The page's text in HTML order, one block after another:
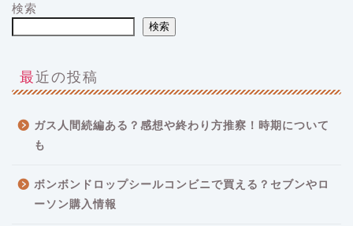
検索
検索
最近の投稿
ガス人間続編ある？感想や終わり方推察！時期について
も
ボンボンドロップシールコンビニで買える？セブンやロ
ーソン購入情報